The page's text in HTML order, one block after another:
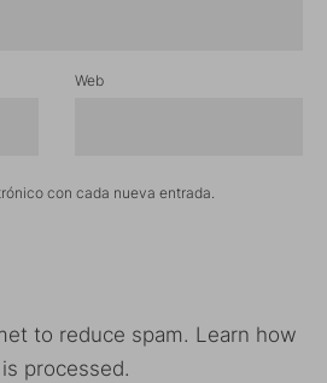
Web
con cada nueva entrada.
to reduce spam. Learn how
processed.